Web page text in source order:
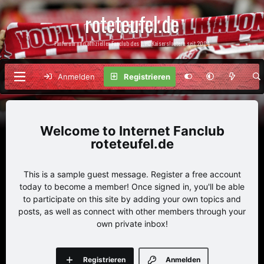
roteteufel.de
Fanforum und offizieller Fanclub des 1. FC Kaiserslautern seit 2004
Anmelden Registrieren
Internet Fanclub
roteteufel.de
This is a sample guest message. Register a free account
today to become a member! Once signed in, you'll be able
to participate on this site by adding your own topics and
posts, as well as connect with other members through your
own private inbox!
Anmelden
Registrieren